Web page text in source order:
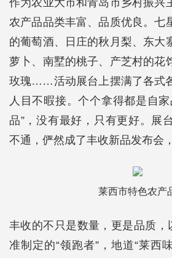
作为农业大市和青岛市乡村振兴
农产品品类丰富、品质优良。七
的葡萄酒、日庄的秋月梨、东大
萝卜、南墅的桃子、产芝村的花
玫瑰……活动展台上摆满了各式
人目不暇接。个个拿得都是自
品”，没有最好，只有更好。展
不通，俨然成了丰收新品发布会
莱西市特色农产
丰收的不只是数量，更是品质，
准制定的“领跑者”，地道“莱西